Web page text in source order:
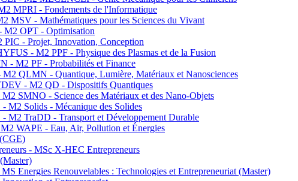
MPRI - Fondements de l'Informatique
MSV - Mathématiques pour les Sciences du Vivant
OPT - Optimisation
PIC - Projet, Innovation, Conception
- M2 PPF - Physique des Plasmas et de la Fusion
- M2 PF - Probabilités et Finance
QLMN - Quantique, Lumière, Matériaux et Nanosciences
- M2 QD - Dispositifs Quantiques
SMNO - Science des Matériaux et des Nano-Objets
M2 Solids - Mécanique des Solides
M2 TraDD - Transport et Développement Durable
WAPE - Eau, Air, Pollution et Énergies
- MSc X-HEC Entrepreneurs
Energies Renouvelables : Technologies et Entrepreneuriat (Master)